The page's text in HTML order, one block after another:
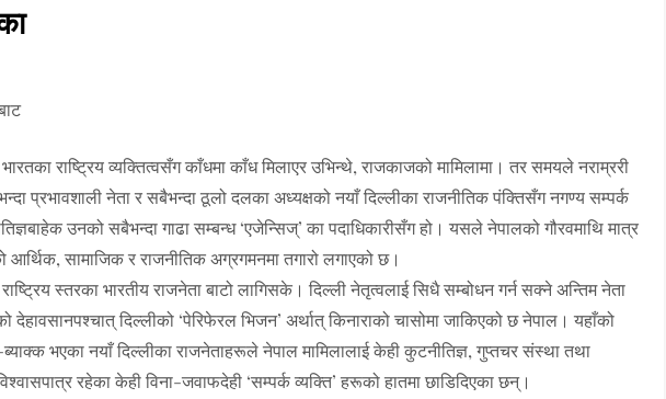
राष्ट्रिय व्यक्तित्वसँग काँधमा काँध मिलाएर उभिन्थे, राजकाजको मामिलामा। तर समयले नराम्ररी
नेता र सबैभन्दा ठूलो दलका अध्यक्षको नयाँ दिल्लीका राजनीतिक पंक्तिसँग नगण्य सम्पर्क
उनको सबैभन्दा गाढा सम्बन्ध ‘एजेन्सिज्’ का पदाधिकारीसँग हो। यसले नेपालको गौरवमाथि मात्र
सामाजिक र राजनीतिक अग्रगमनमा तगारो लगाएको छ।
स्तरका भारतीय राजनेता बाटो लागिसके। दिल्ली नेतृत्वलाई सिधै सम्बोधन गर्न सक्ने अन्तिम नेता
देहावसानपश्चात् दिल्लीको ‘पेरिफेरल भिजन’ अर्थात् किनाराको चासोमा जाकिएको छ नेपाल। यहाँको
भएका नयाँ दिल्लीका राजनेताहरूले नेपाल मामिलालाई केही कुटनीतिज्ञ, गुप्तचर संस्था तथा
रहेका केही विना-जवाफदेही ‘सम्पर्क व्यक्ति’ हरूको हातमा छाडिदिएका छन्।